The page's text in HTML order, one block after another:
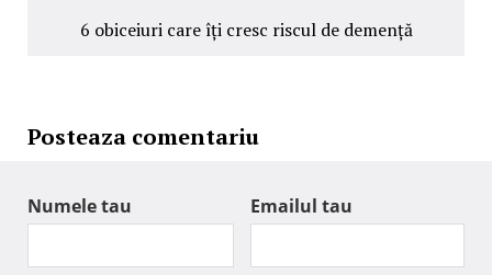
6 obiceiuri care îți cresc riscul de demență
Posteaza comentariu
Numele tau Emailul tau